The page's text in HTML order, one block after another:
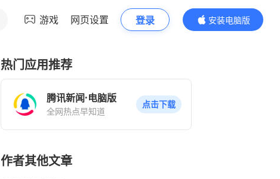
游戏 网页设置 登录
安装电脑版
内容更精彩
热门应用推荐
腾讯新闻·电脑版
全网热点早知道
点击下载
作者其他文章